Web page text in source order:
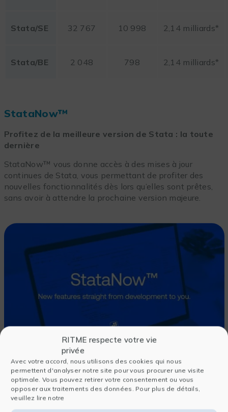
RITME respecte votre vie
privée
Avec votre accord, nous utilisons des cookies qui nous
permettent d'analyser notre site pour vous procurer une visite
optimale. Vous pouvez retirer votre consentement ou vous
opposer aux traitements des données. Pour plus de détails,
veuillez lire notre
Stata/SE 32 767 10 998 2,14 milliards*
Stata/BE 2 048 798 2,14 milliards*
StataNow™
Profitez de la meilleure version de Stata : la toute
dernière
StataNow™ vous donne accès à des mises à jour
continues de Stata, vous permettant de profiter des
nouvelles fonctionnalités dès lors qu’elles sont prêtes,
sans avoir à attendre la prochaine version majeure.
Avec StataNow™, de nouvelles fonctionnalités sont
régulièrement publiées tout au long de la version
actuelle, des dernières méthodes statistiques, aux
meilleurs pratiques en matière de reporting et de
visualisation des données, en passant par des